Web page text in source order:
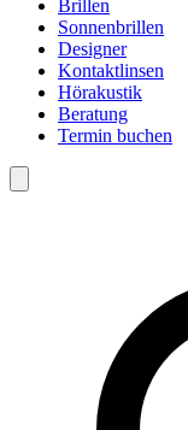
Brillen
Sonnenbrillen
Designer
Kontaktlinsen
Hörakustik
Beratung
Termin buchen